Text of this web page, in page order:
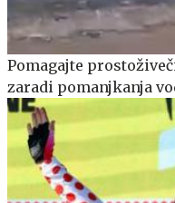
Pomagajte
zaradi pomanjkanja